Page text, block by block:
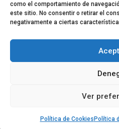
como el comportamiento de
este sitio. No consentir o retirar el
negativamente a ciertas
Ver
Política de Cookies Política
Equipo EPDLT